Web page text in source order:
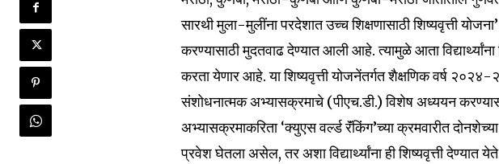
Join our community of
SUBSCRIBERS and be part
of the conversation.
सारथी मुला-मुलींना परदेशात उच्च शिक्षणासाठी शिष्यवृत्ती योजना’
करण्यासाठी मुदतवाढ देण्यात आली आहे. त्यामुळे आता
करता येणार आहे. या शिष्यवृत्ती योजनेंतर्गत शैक्षणिक वर्ष २०२४-
संशोधनात्मक अभ्यासक्रमाचे (पीएच.डी.) विशेष अध्ययन
अभ्यासक्रमाकरिता ‘क्युएस वर्ल्ड रॅंकिंग’च्या क्रमवारीत
प्रवेश घेतला असेल, तर अशा विद्यार्थ्यांना ही शिष्यवृत्ती देण्यात